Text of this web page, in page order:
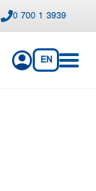
0 700 1 3939
EN